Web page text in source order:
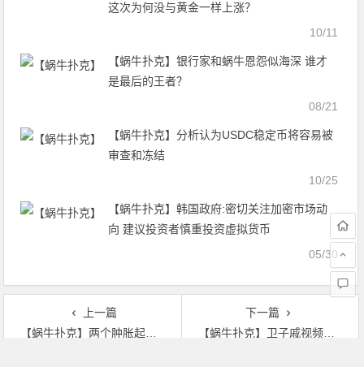
这次为何没与黄金一样上涨？
10/11
【蜗牛扑克】银行家和蜗牛恩怨似海深 谁才
是最后的王者？
08/21
【蜗牛扑克】分析认为USDC稳定币将容易被
审查和冻结
10/25
【蜗牛扑克】韩国政府:密切关注加密市场动
向 建议投资者慎重投资虚拟货币
05/30
上一篇
【蜗牛扑克】两个肿胀起来的小奶尖 和美女的探险之旅
下一篇
【蜗牛扑克】卫子戚视频看卫然下面 男人插女人的黄一点图片